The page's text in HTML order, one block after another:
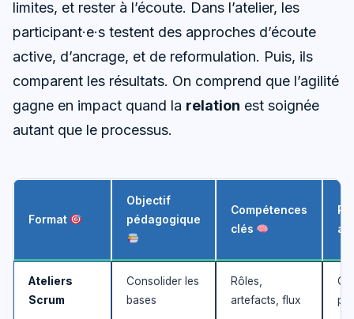
limites, et rester à l’écoute. Dans l’atelier, les
participant·e·s testent des approches d’écoute
active, d’ancrage, et de reformulation. Puis, ils
comparent les résultats. On comprend que l’agilité
gagne en impact quand la relation est soignée
autant que le processus.
Format
Objectif
pédagogique
Compétences
clés
Ateliers
Scrum
Consolider les
bases
Rôles,
artefacts, flux